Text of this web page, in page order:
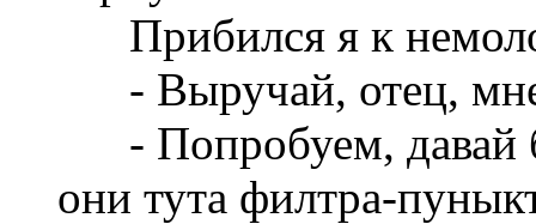
Прибился я к
- Выручай, отец, мне
- Попробуем, давай
они тута филтра-